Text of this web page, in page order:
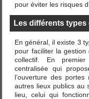
pour éviter les risques
Les différents types
En général, il existe 3
pour faciliter la gestion
collectif. En
centralisée qui
l’ouverture des
autres lieux publics au
lieu, celui qui